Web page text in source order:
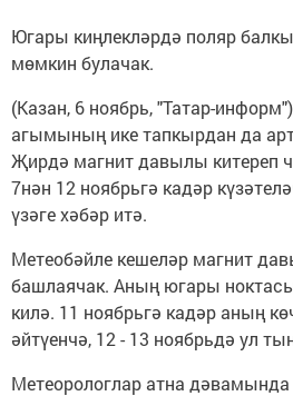
Югары киңлекләрдә поляр
мөмкин булачак.
(Казан, 6 ноябрь, "Татар-
агымының ике тапкырдан да
Җирдә магнит давылы китереп
7нән 12 ноябрьгә кадәр
үзәге хәбәр итә.
Метеобәйле кешеләр магнит
башлаячак. Аның югары
килә. 11 ноябрьгә кадәр аның
әйтүенчә, 12 - 13 ноябрьдә ул
Метеорологлар атна дәвамында